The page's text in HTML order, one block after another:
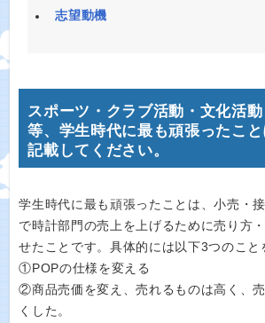
志望動機
スポーツ・クラブ活動・文化活
等、学生時代に最も頑張ったこ
記載してください。
学生時代に最も頑張ったことは、小売・
で時計部門の売上を上げるために売り方
せたことです。具体的には以下3つのこと
①POPの仕様を変える
②商品売価を変え、売れるものは高く、
くした。